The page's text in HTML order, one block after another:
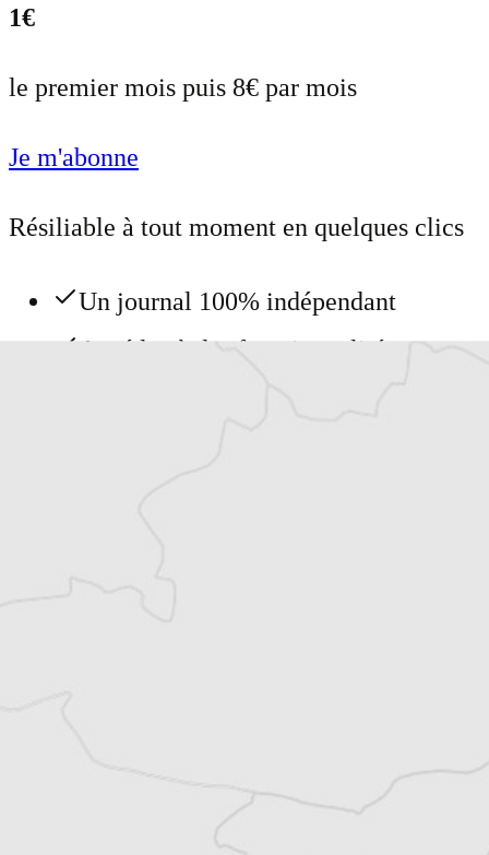
1€
le premier mois puis 8€ par mois
Je m'abonne
Résiliable à tout moment en quelques clics
Un journal 100% indépendant
Accédez à des fonctionnalités